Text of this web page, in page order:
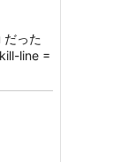
った
line =